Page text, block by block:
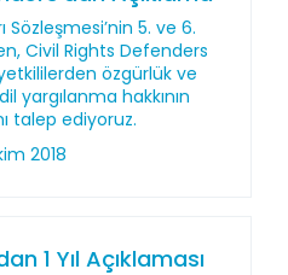
Sözleşmesi’nin 5. ve 6.
Civil Rights Defenders
özgürlük ve
yargılanma hakkının
talep ediyoruz.
2018
1 Yıl Açıklaması